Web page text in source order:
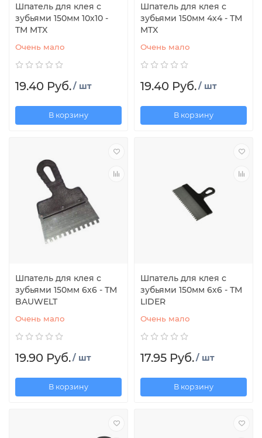
Шпатель для клея с
зубьями 150мм 10х10 -
ТМ MTX
Очень мало
19.40 Руб./ шт
В корзину
Шпатель для клея с
зубьями 150мм 4х4 - ТМ
MTX
Очень мало
19.40 Руб./ шт
В корзину
Шпатель для клея с
зубьями 150мм 6х6 - ТМ
BAUWELT
Очень мало
19.90 Руб./ шт
В корзину
Шпатель для клея с
зубьями 150мм 6х6 - ТМ
LIDER
Очень мало
17.95 Руб./ шт
В корзину